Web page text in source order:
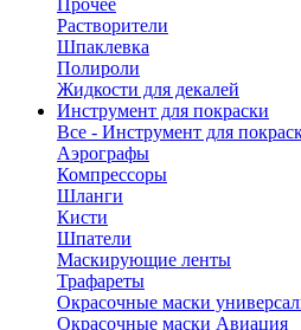
Прочее
Растворители
Шпаклевка
Полироли
Жидкости для декалей
Инструмент для покраски
Все - Инструмент для
Аэрографы
Компрессоры
Шланги
Кисти
Шпатели
Маскирующие ленты
Трафареты
Окрасочные маски
Окрасочные маски Авиация